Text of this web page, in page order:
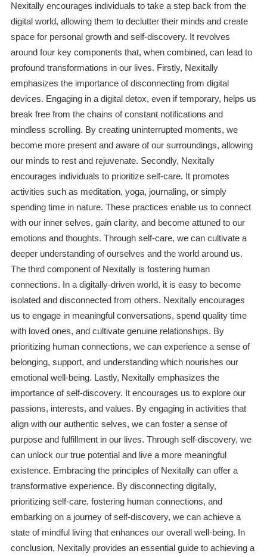
Nexitally encourages individuals to take a step back from the
digital world, allowing them to declutter their minds and create
space for personal growth and self-discovery. It revolves
around four key components that, when combined, can lead to
profound transformations in our lives. Firstly, Nexitally
emphasizes the importance of disconnecting from digital
devices. Engaging in a digital detox, even if temporary, helps us
break free from the chains of constant notifications and
mindless scrolling. By creating uninterrupted moments, we
become more present and aware of our surroundings, allowing
our minds to rest and rejuvenate. Secondly, Nexitally
encourages individuals to prioritize self-care. It promotes
activities such as meditation, yoga, journaling, or simply
spending time in nature. These practices enable us to connect
with our inner selves, gain clarity, and become attuned to our
emotions and thoughts. Through self-care, we can cultivate a
deeper understanding of ourselves and the world around us.
The third component of Nexitally is fostering human
connections. In a digitally-driven world, it is easy to become
isolated and disconnected from others. Nexitally encourages
us to engage in meaningful conversations, spend quality time
with loved ones, and cultivate genuine relationships. By
prioritizing human connections, we can experience a sense of
belonging, support, and understanding which nourishes our
emotional well-being. Lastly, Nexitally emphasizes the
importance of self-discovery. It encourages us to explore our
passions, interests, and values. By engaging in activities that
align with our authentic selves, we can foster a sense of
purpose and fulfillment in our lives. Through self-discovery, we
can unlock our true potential and live a more meaningful
existence. Embracing the principles of Nexitally can offer a
transformative experience. By disconnecting digitally,
prioritizing self-care, fostering human connections, and
embarking on a journey of self-discovery, we can achieve a
state of mindful living that enhances our overall well-being. In
conclusion, Nexitally provides an essential guide to achieving a